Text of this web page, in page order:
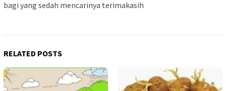
bagi yang sedah mencarinya terimakasih
RELATED POSTS